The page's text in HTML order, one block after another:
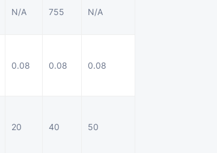
N/A 755 N/A
0.08 0.08 0.08
20 40 50